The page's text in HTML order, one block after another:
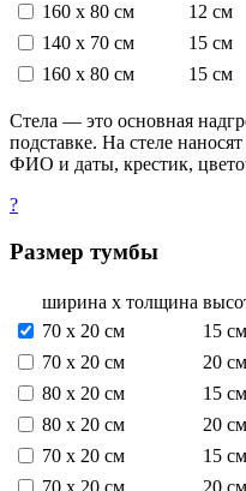
160 х 80 см
12 см
140 х 70 см
15 см
160 х 80 см
15 см
Стела — это основная
подставке. На стеле
ФИО и даты, крестик,
?
Размер тумбы
ширина х толщина
70 х 20 см
15 см
70 х 20 см
20 см
80 х 20 см
15 см
80 х 20 см
20 см
70 х 20 см
15 см
70 х 20 см
20 см